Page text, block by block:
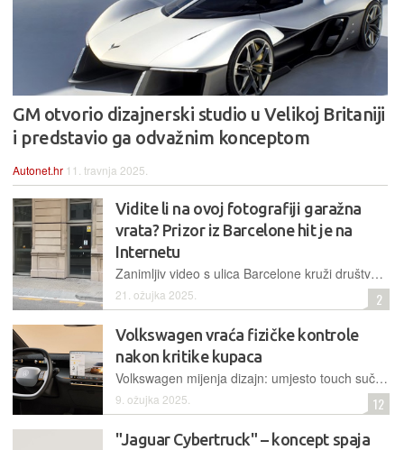
GM otvorio dizajnerski studio u Velikoj Britaniji
i predstavio ga odvažnim konceptom
Autonet.hr 11. travnja 2025.
Vidite li na ovoj fotografiji garažna
vrata? Prizor iz Barcelone hit je na
Internetu
Zanimljiv video s ulica Barcelone kruži društvenim mrežama, a prikazuje dizajn garažnih vrata koja se potpuno uklapaju u pročelje zgrade, pa su gotovo nevidljiva dok su zatvorena
21. ožujka 2025. 2
Volkswagen vraća fizičke kontrole
nakon kritike kupaca
Volkswagen mijenja dizajn: umjesto touch sučelja vraća fizičke tipke. Dizajner Mindt jednostavno objašnjava razliku u pristupu: "Ovo nije pametni telefon, ovo je automobil" - priznajući da vožnja zahtijeva kontrole kojima se upravlja bez skretanja pogleda s ceste
9. ožujka 2025. 12
"Jaguar Cybertruck" – koncept spaja